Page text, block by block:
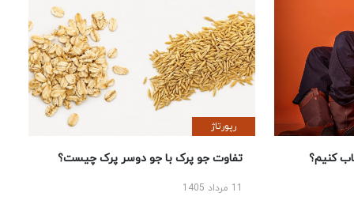
کنیم؟
رپورتاژ
تفاوت جو پرک با جو دوسر پرک چیست؟